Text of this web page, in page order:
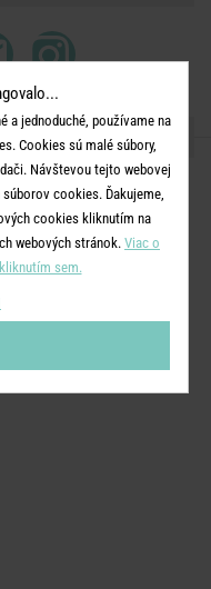
ZO SÉRIE
a jednoduché, používame na
Cookies sú malé súbory,
Návštevou tejto webovej
cookies. Ďakujeme,
cookies kliknutím na
webových stránok. Viac o
sem.